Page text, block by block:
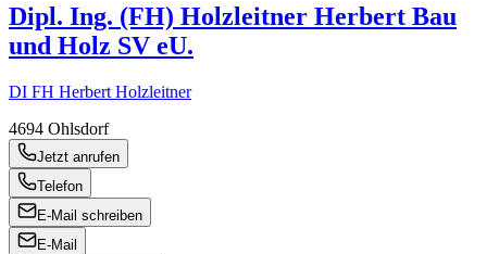
Dipl. Ing. (FH) Holzleitner Herbert Bau
und Holz SV eU.
DI FH Herbert Holzleitner
4694 Ohlsdorf
Jetzt anrufen
Telefon
E-Mail schreiben
E-Mail